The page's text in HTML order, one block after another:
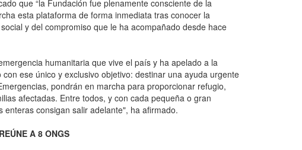
que “la Fundación fue plenamente consciente de la
esta plataforma de forma inmediata tras conocer la
y del compromiso que le ha acompañado desde hace
humanitaria que vive el país y ha apelado a la
ese único y exclusivo objetivo: destinar una ayuda urgente
pondrán en marcha para proporcionar refugio,
afectadas. Entre todos, y con cada pequeña o gran
consigan salir adelante", ha afirmado.
A 8 ONGS